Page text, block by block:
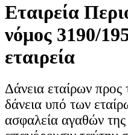
Εταιρεία
νόμος 3190/
εταιρεία
Δάνεια εταίρων
δάνεια υπό των
ασφαλεία αγαθών της